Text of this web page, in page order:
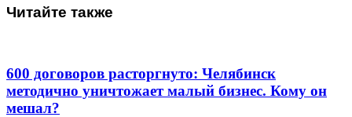
Читайте также
600 договоров расторгнуто: Челябинск
методично уничтожает малый бизнес. Кому он
мешал?